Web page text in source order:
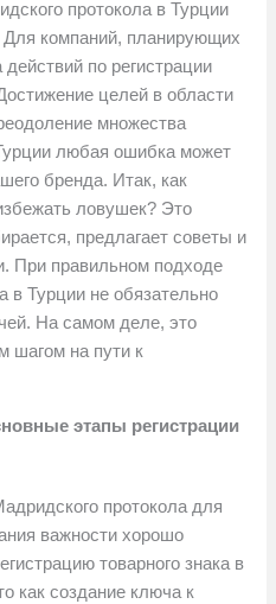
протокола в Турции
компаний, планирующих
по регистрации
целей в области
множества
любая ошибка может
бренда. Итак, как
ловушек? Это
предлагает советы и
При правильном подходе
в Турции не обязательно
На самом деле, это
шагом на пути к
этапы регистрации
протокола для
важности хорошо
товарного знака в
как создание ключа к